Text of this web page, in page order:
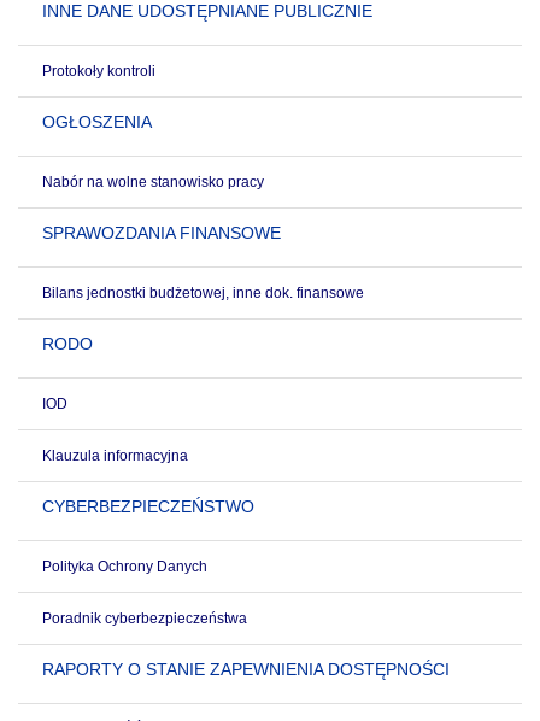
INNE DANE UDOSTĘPNIANE PUBLICZNIE
Protokoły kontroli
OGŁOSZENIA
Nabór na wolne stanowisko pracy
SPRAWOZDANIA FINANSOWE
Bilans jednostki budżetowej, inne dok. finansowe
RODO
IOD
Klauzula informacyjna
CYBERBEZPIECZEŃSTWO
Polityka Ochrony Danych
Poradnik cyberbezpieczeństwa
RAPORTY O STANIE ZAPEWNIENIA DOSTĘPNOŚCI